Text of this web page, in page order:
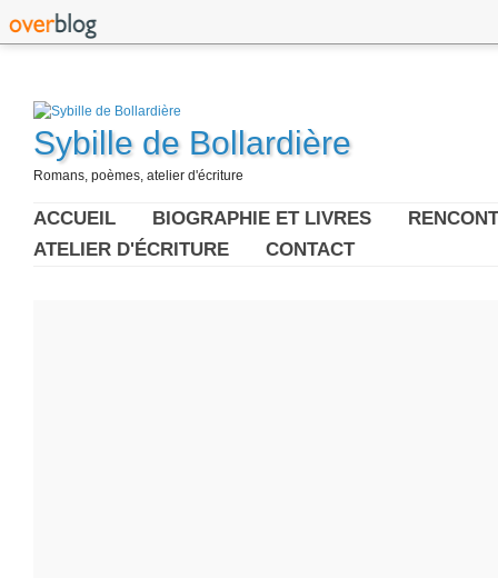
Sybille de Bollardière
Romans, poèmes, atelier d'écriture
ACCUEIL BIOGRAPHIE ET LIVRES
ATELIER D'ÉCRITURE
CONTACT